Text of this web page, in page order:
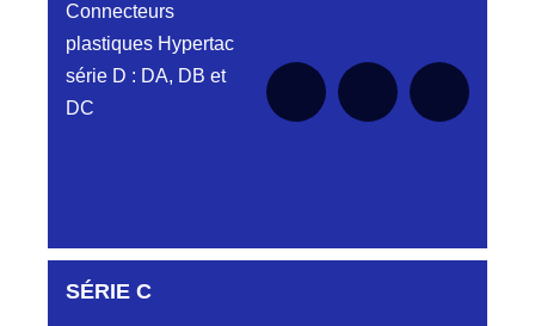
Connecteurs
plastiques Hypertac
série D : DA, DB et
DC
DC6122340N
D03EC612MT CONNECTEUR NOIR
SÉRIE C